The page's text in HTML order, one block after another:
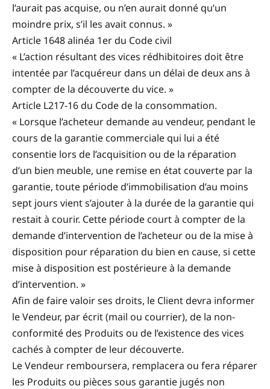
l’aurait pas acquise, ou n’en aurait donné qu’un
moindre prix, s’il les avait connus. »
Article 1648 alinéa 1er du Code civil
« L’action résultant des vices rédhibitoires doit être
intentée par l’acquéreur dans un délai de deux ans à
compter de la découverte du vice. »
Article L217-16 du Code de la consommation.
« Lorsque l’acheteur demande au vendeur, pendant le
cours de la garantie commerciale qui lui a été
consentie lors de l’acquisition ou de la réparation
d’un bien meuble, une remise en état couverte par la
garantie, toute période d’immobilisation d’au moins
sept jours vient s’ajouter à la durée de la garantie qui
restait à courir. Cette période court à compter de la
demande d’intervention de l’acheteur ou de la mise à
disposition pour réparation du bien en cause, si cette
mise à disposition est postérieure à la demande
d’intervention. »
Afin de faire valoir ses droits, le Client devra informer
le Vendeur, par écrit (mail ou courrier), de la non-
conformité des Produits ou de l’existence des vices
cachés à compter de leur découverte.
Le Vendeur remboursera, remplacera ou fera réparer
les Produits ou pièces sous garantie jugés non